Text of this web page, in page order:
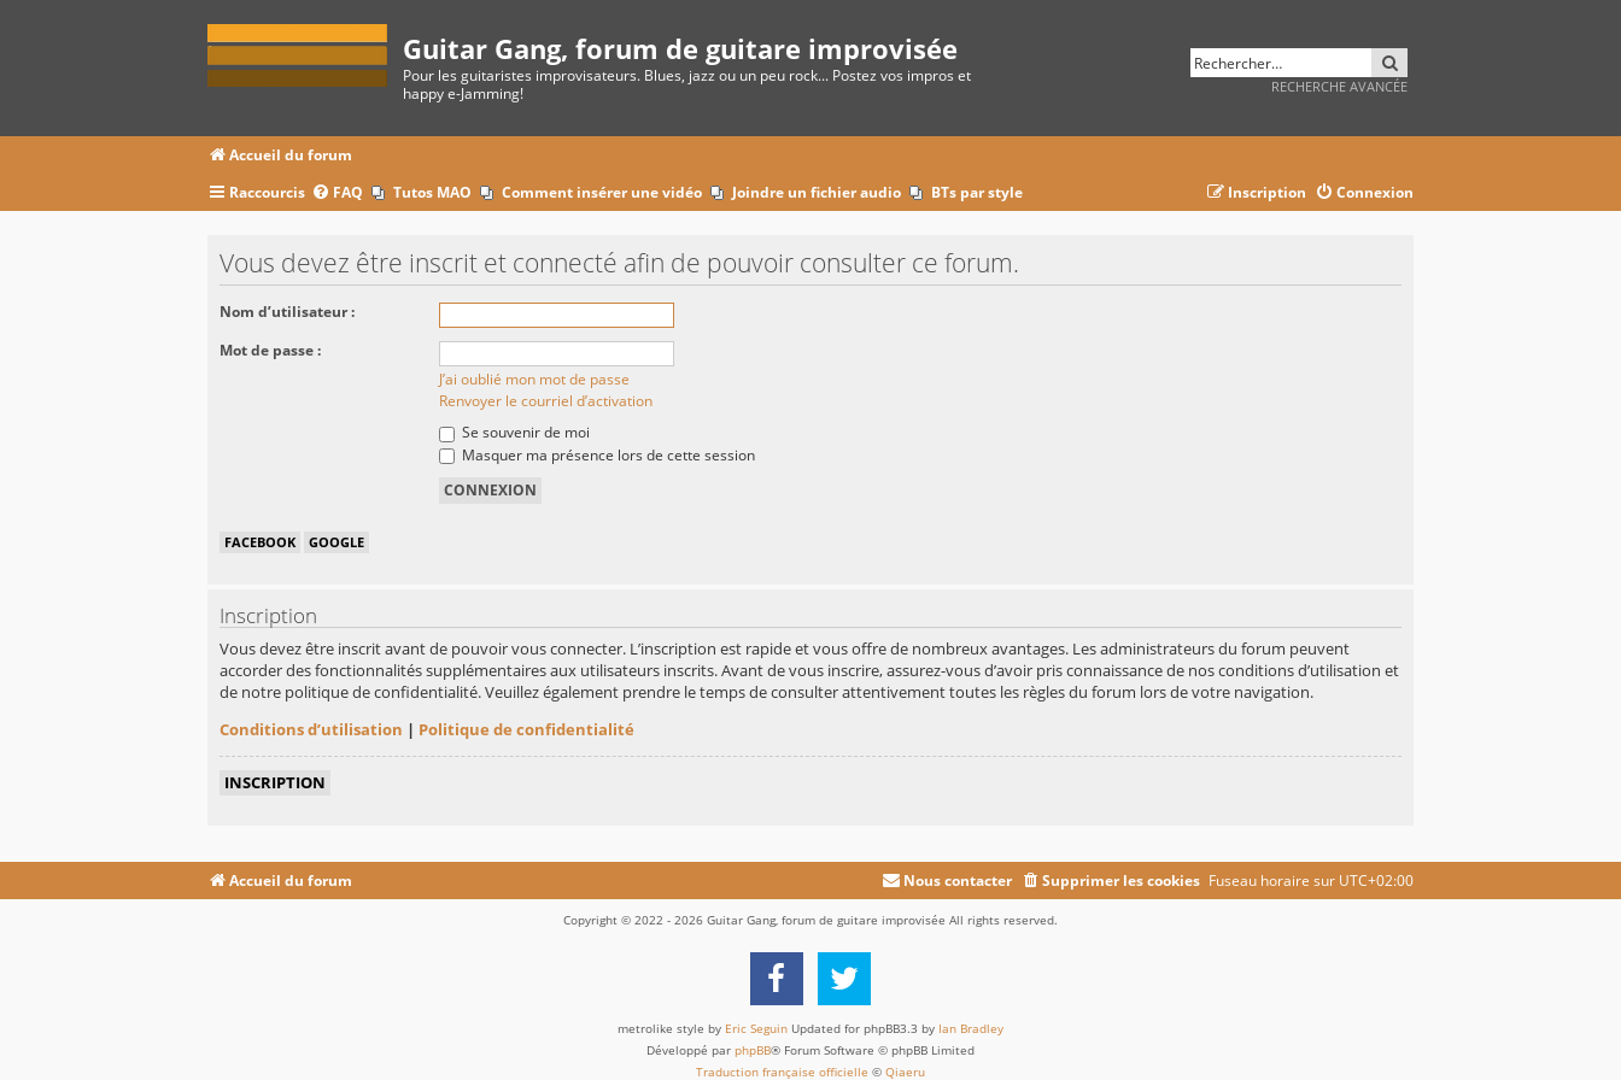
Guitar Gang, forum de guitare improvisée
Pour les guitaristes improvisateurs. Blues, jazz ou un peu rock... Postez vos impros et
happy e-Jamming!
RECHERCHE AVANCÉE
Accueil du forum
Raccourcis
FAQ Tutos MAO Comment insérer une vidéo Joindre un fichier audio BTs par style Connexion
Inscription
Vous devez être inscrit et connecté afin de pouvoir consulter ce forum.
Nom d’utilisateur :
Mot de passe :
J’ai oublié mon mot de passe
Renvoyer le courriel d’activation
Se souvenir de moi
Masquer ma présence lors de cette session
FACEBOOK GOOGLE
Inscription
Vous devez être inscrit avant de pouvoir vous connecter. L’inscription est rapide et vous offre de nombreux avantages. Les administrateurs du forum peuvent
accorder des fonctionnalités supplémentaires aux utilisateurs inscrits. Avant de vous inscrire, assurez-vous d’avoir pris connaissance de nos conditions d’utilisation et
de notre politique de confidentialité. Veuillez également prendre le temps de consulter attentivement toutes les règles du forum lors de votre navigation.
Conditions d’utilisation | Politique de confidentialité
INSCRIPTION
Accueil du forum Fuseau horaire sur UTC+02:00
Supprimer les cookies
Nous contacter
Copyright © 2022 - 2026 Guitar Gang, forum de guitare improvisée All rights reserved.
metrolike style by Eric Seguin Updated for phpBB3.3 by Ian Bradley
Développé par phpBB® Forum Software © phpBB Limited
Traduction française officielle © Qiaeru